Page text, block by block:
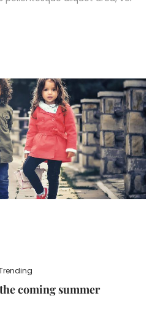
coming summer